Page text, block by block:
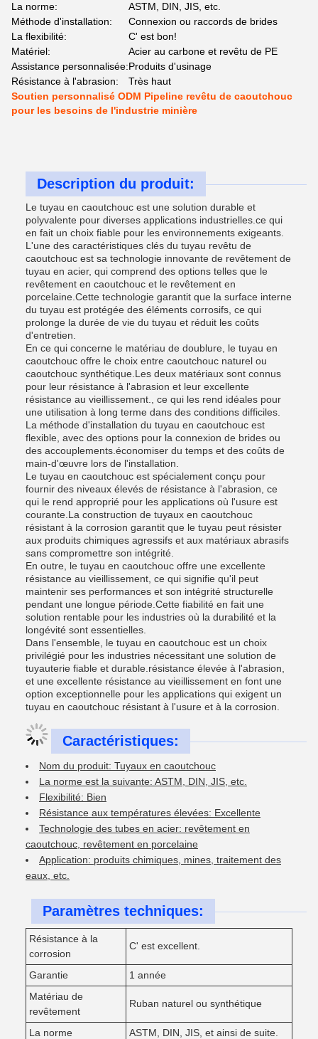
La norme:
ASTM, DIN, JIS, etc.
Méthode d'installation:
Connexion ou raccords de brides
La flexibilité:
C' est bon!
Matériel:
Acier au carbone et revêtu de PE
Assistance personnalisée:Produits d'usinage
Résistance à l'abrasion:
Très haut
Soutien personnalisé ODM Pipeline revêtu de caoutchouc
pour les besoins de l'industrie minière
Description du produit:
Le tuyau en caoutchouc est une solution durable et
polyvalente pour diverses applications industrielles.ce qui
en fait un choix fiable pour les environnements exigeants.
L'une des caractéristiques clés du tuyau revêtu de
caoutchouc est sa technologie innovante de revêtement de
tuyau en acier, qui comprend des options telles que le
revêtement en caoutchouc et le revêtement en
porcelaine.Cette technologie garantit que la surface interne
du tuyau est protégée des éléments corrosifs, ce qui
prolonge la durée de vie du tuyau et réduit les coûts
d'entretien.
En ce qui concerne le matériau de doublure, le tuyau en
caoutchouc offre le choix entre caoutchouc naturel ou
caoutchouc synthétique.Les deux matériaux sont connus
pour leur résistance à l'abrasion et leur excellente
résistance au vieillissement., ce qui les rend idéales pour
une utilisation à long terme dans des conditions difficiles.
La méthode d'installation du tuyau en caoutchouc est
flexible, avec des options pour la connexion de brides ou
des accouplements.économiser du temps et des coûts de
main-d'œuvre lors de l'installation.
Le tuyau en caoutchouc est spécialement conçu pour
fournir des niveaux élevés de résistance à l'abrasion, ce
qui le rend approprié pour les applications où l'usure est
courante.La construction de tuyaux en caoutchouc
résistant à la corrosion garantit que le tuyau peut résister
aux produits chimiques agressifs et aux matériaux abrasifs
sans compromettre son intégrité.
En outre, le tuyau en caoutchouc offre une excellente
résistance au vieillissement, ce qui signifie qu'il peut
maintenir ses performances et son intégrité structurelle
pendant une longue période.Cette fiabilité en fait une
solution rentable pour les industries où la durabilité et la
longévité sont essentielles.
Dans l'ensemble, le tuyau en caoutchouc est un choix
privilégié pour les industries nécessitant une solution de
tuyauterie fiable et durable.résistance élevée à l'abrasion,
et une excellente résistance au vieillissement en font une
option exceptionnelle pour les applications qui exigent un
tuyau en caoutchouc résistant à l'usure et à la corrosion.
Caractéristiques:
Nom du produit: Tuyaux en caoutchouc
La norme est la suivante: ASTM, DIN, JIS, etc.
Flexibilité: Bien
Résistance aux températures élevées: Excellente
Technologie des tubes en acier: revêtement en
caoutchouc, revêtement en porcelaine
Application: produits chimiques, mines, traitement des
eaux, etc.
Paramètres techniques:
Résistance à la
corrosion
C' est excellent.
Garantie
1 année
Matériau de
revêtement
Ruban naturel ou synthétique
La norme ASTM, DIN, JIS, et ainsi de suite.